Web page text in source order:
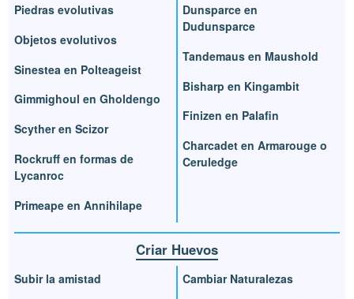
Piedras evolutivas
Objetos evolutivos
Sinestea en Polteageist
Gimmighoul en Gholdengo
Scyther en Scizor
Rockruff en formas de
Lycanroc
Primeape en Annihilape
Dunsparce en
Dudunsparce
Tandemaus en Maushold
Bisharp en Kingambit
Finizen en Palafin
Charcadet en Armarouge o
Ceruledge
Criar Huevos
Subir la amistad
Cambiar Naturalezas